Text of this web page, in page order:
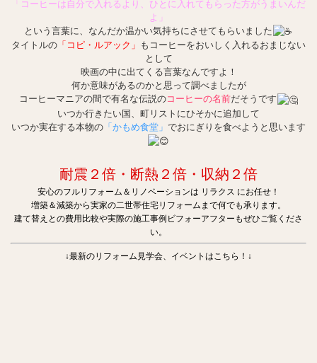
「コーヒーは自分で入れるより、ひとに入れてもらった方がうまいんだ
よ」
という言葉に、なんだか温かい気持ちにさせてもらいました
タイトルの 「コピ・ルアック」 もコーヒーをおいしく入れるおまじない
として
映画の中に出てくる言葉なんですよ！
何か意味があるのかと思って調べましたが
コーヒーマニアの間で有名な伝説のコーヒーの名前だそうです
いつか行きたい国、町リストにひそかに追加して
いつか実在する本物の 「かもめ食堂」 でおにぎりを食べようと思います
耐震２倍・断熱２倍・収納２倍
安心のフルリフォーム＆リノベーションは リラクス にお任せ！
増築＆減築から実家の二世帯住宅リフォームまで何でも承ります。
建て替えとの費用比較や実際の施工事例ビフォーアフターもぜひご覧くださ
い。
↓最新のリフォーム見学会、イベントはこちら！↓